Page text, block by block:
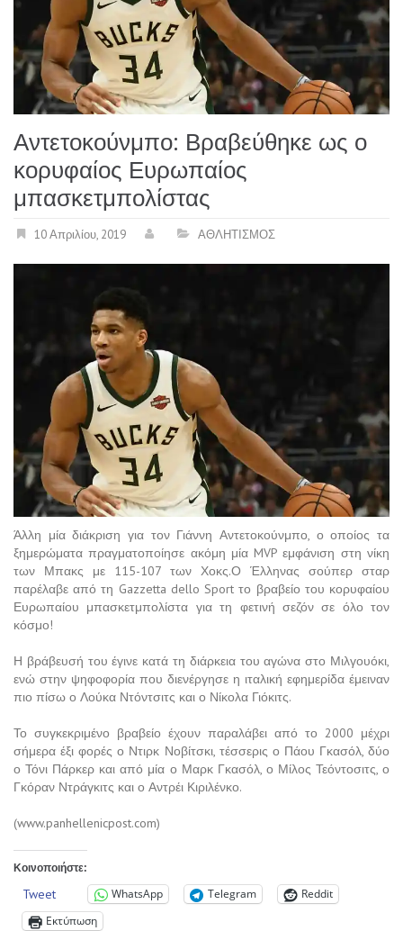
Αντετοκούνμπο: Βραβεύθηκε ως ο
κορυφαίος Ευρωπαίος
μπασκετμπολίστας
10 Απριλίου, 2019 ΑΘΛΗΤΙΣΜΟΣ
Άλλη μία διάκριση για τον Γιάννη Αντετοκούνμπο, ο οποίος τα
ξημερώματα πραγματοποίησε ακόμη μία MVP εμφάνιση στη νίκη
των Μπακς με 115-107 των Χοκς.Ο Έλληνας σούπερ σταρ
παρέλαβε από τη Gazzetta dello Sport το βραβείο του κορυφαίου
Ευρωπαίου μπασκετμπολίστα για τη φετινή σεζόν σε όλο τον
κόσμο!
Η βράβευσή του έγινε κατά τη διάρκεια του αγώνα στο Μιλγουόκι,
ενώ στην ψηφοφορία που διενέργησε η ιταλική εφημερίδα έμειναν
πιο πίσω ο Λούκα Ντόντσιτς και ο Νίκολα Γιόκιτς.
Το συγκεκριμένο βραβείο έχουν παραλάβει από το 2000 μέχρι
σήμερα έξι φορές ο Ντιρκ Νοβίτσκι, τέσσερις ο Πάου Γκασόλ, δύο
ο Τόνι Πάρκερ και από μία ο Μαρκ Γκασόλ, ο Μίλος Τεόντοσιτς, ο
Γκόραν Ντράγκιτς και ο Αντρέι Κιριλένκο.
(www.panhellenicpost.com)
Κοινοποιήστε:
Tweet WhatsApp Telegram
Reddit
Εκτύπωση